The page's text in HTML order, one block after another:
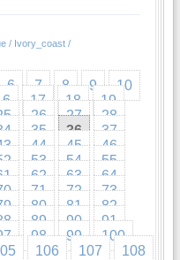
/ Ivory_coast /
6 7 8 9
10
17 18
19
26 27
28
35 36
37
44 45
46
53 54
55
62 63
64
71 72
73
80 81
82
89 90
91
98 99
100
106 107 108